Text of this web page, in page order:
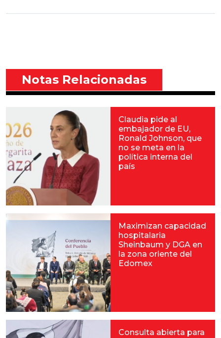
Notas Relacionadas
Claudia pide al
embajador de EU,
Ronald Johnson, que
no se meta en la
política interna del
país
Maximizan capacidad
hospitalaria
Sheinbaum y DGA en
la zona oriente del
Edomex
Consulta abierta para